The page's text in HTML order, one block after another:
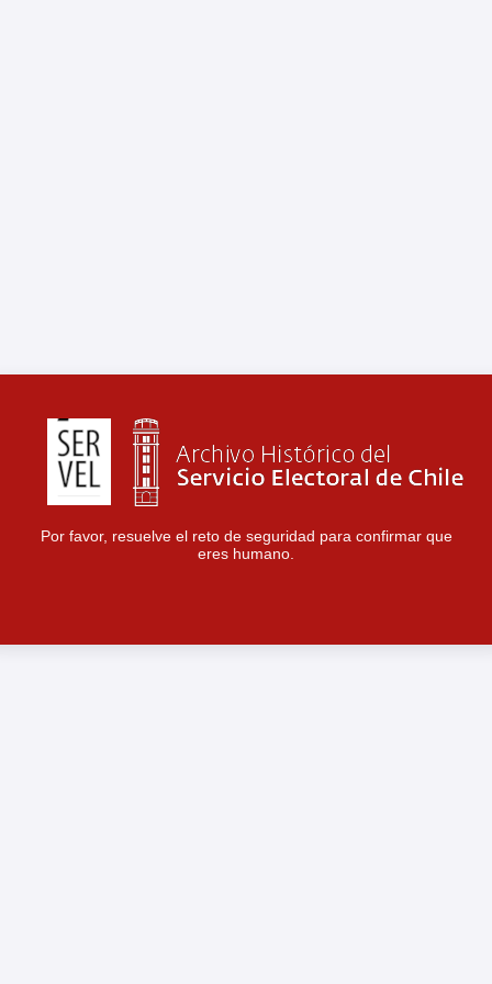
Por favor, resuelve el reto de seguridad para confirmar que
eres humano.